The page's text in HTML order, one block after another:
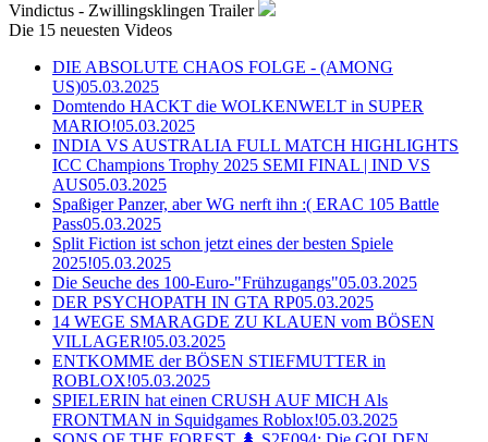
Vindictus - Zwillingsklingen Trailer
Die 15 neuesten Videos
DIE ABSOLUTE CHAOS FOLGE - (AMONG
US)05.03.2025
Domtendo HACKT die WOLKENWELT in SUPER
MARIO!05.03.2025
INDIA VS AUSTRALIA FULL MATCH HIGHLIGHTS
ICC Champions Trophy 2025 SEMI FINAL | IND VS
AUS05.03.2025
Spaßiger Panzer, aber WG nerft ihn :( ERAC 105 Battle
Pass05.03.2025
Split Fiction ist schon jetzt eines der besten Spiele
2025!05.03.2025
Die Seuche des 100-Euro-"Frühzugangs"05.03.2025
DER PSYCHOPATH IN GTA RP05.03.2025
14 WEGE SMARAGDE ZU KLAUEN vom BÖSEN
VILLAGER!05.03.2025
ENTKOMME der BÖSEN STIEFMUTTER in
ROBLOX!05.03.2025
SPIELERIN hat einen CRUSH AUF MICH Als
FRONTMAN in Squidgames Roblox!05.03.2025